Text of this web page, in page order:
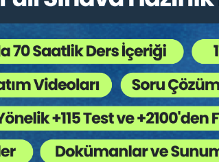
?
“Aile uyuşmazlıkları” (family dispute,
anlaşmazlıklar, laf dalaşları, sürtüşmeler
arasında ortaya çıkan tartışmalar ve
büyük ana ve büyükbabaları, büyük